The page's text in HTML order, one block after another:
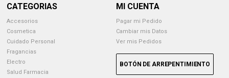
CATEGORIAS
Accesorios
Cosmetica
Cuidado Personal
Fragancias
Electro
Salud Farmacia
MI CUENTA
Pagar mi Pedido
Cambiar mis Datos
Ver mis Pedidos
BOTÓN DE ARREPENTIMIENTO